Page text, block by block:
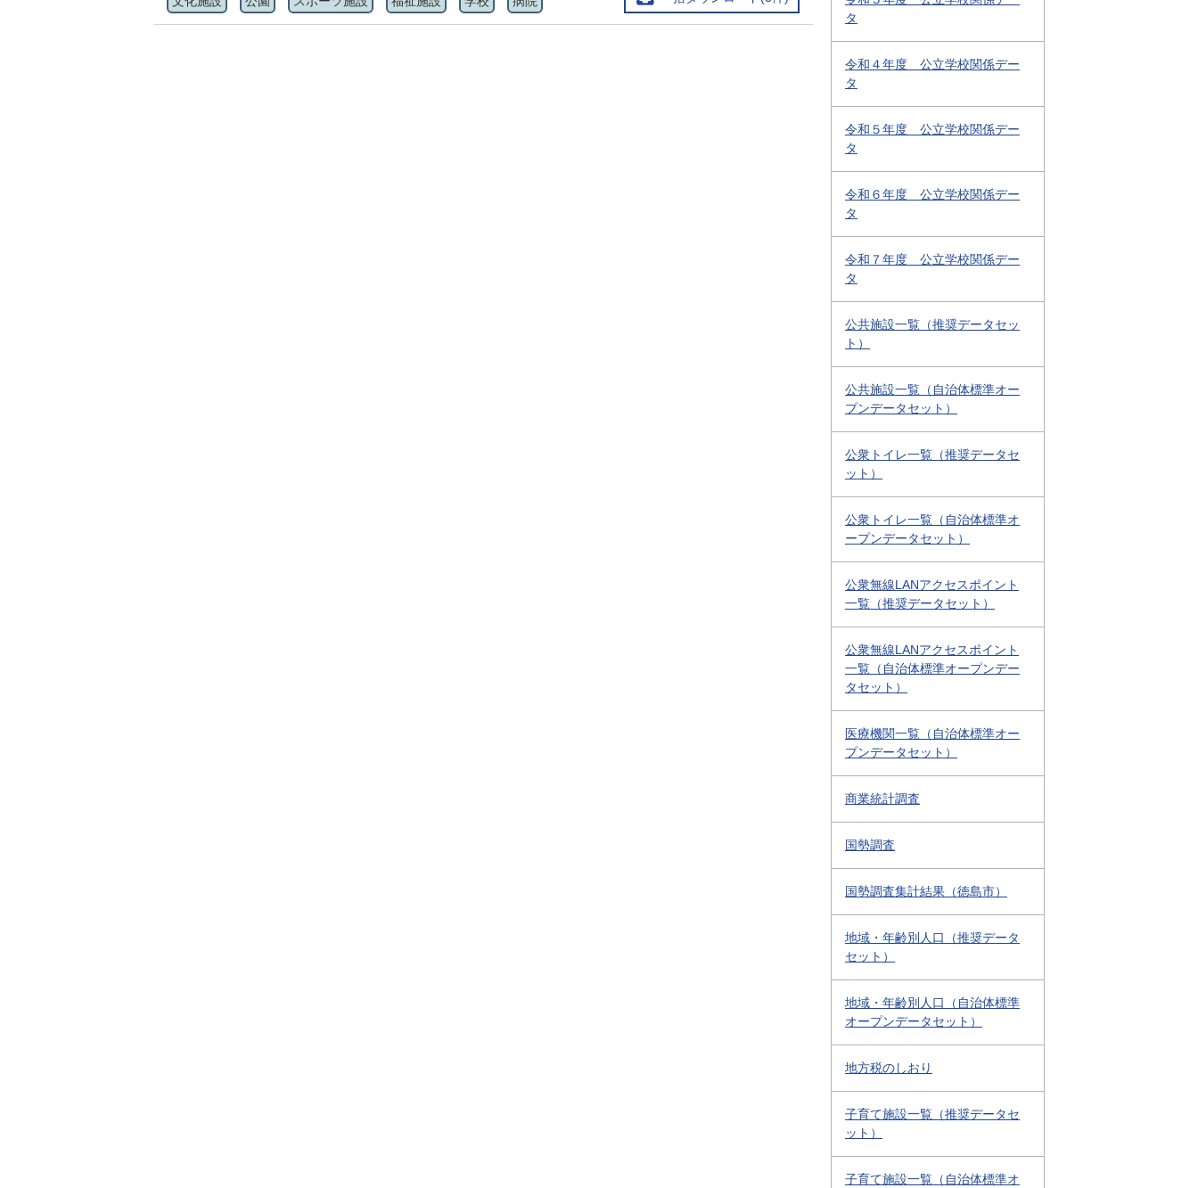
タ
令和４年度 公立学校関係デー
タ
令和５年度 公立学校関係デー
タ
令和６年度 公立学校関係デー
タ
令和７年度 公立学校関係デー
タ
公共施設一覧（推奨データセッ
ト）
公共施設一覧（自治体標準オー
プンデータセット）
公衆トイレ一覧（推奨データセ
ット）
公衆トイレ一覧（自治体標準オ
ープンデータセット）
公衆無線LANアクセスポイント
一覧（推奨データセット）
公衆無線LANアクセスポイント
一覧（自治体標準オープンデー
タセット）
医療機関一覧（自治体標準オー
プンデータセット）
商業統計調査
国勢調査
国勢調査集計結果（徳島市）
地域・年齢別人口（推奨データ
セット）
地域・年齢別人口（自治体標準
オープンデータセット）
地方税のしおり
子育て施設一覧（推奨データセ
ット）
子育て施設一覧（自治体標準オ